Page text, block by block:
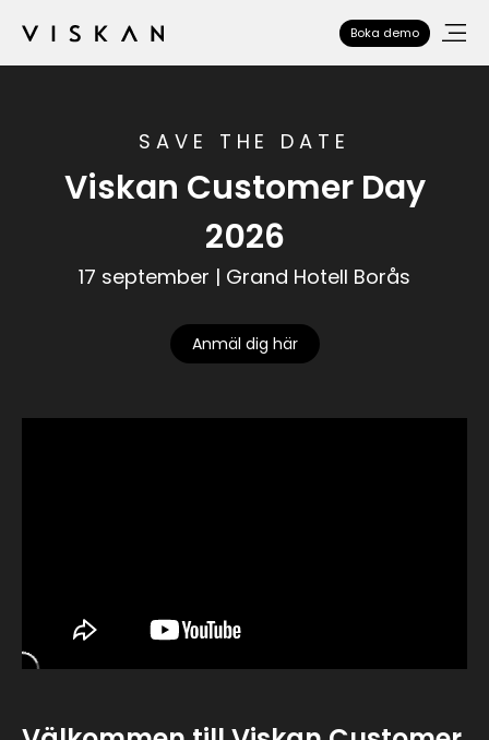
Boka demo
SAVE THE DATE
Viskan Customer Day
2026
17 september | Grand Hotell Borås
Anmäl dig här